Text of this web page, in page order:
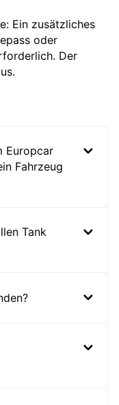
Ein zusätzliches
oder
Der
Europcar
Fahrzeug
Tank